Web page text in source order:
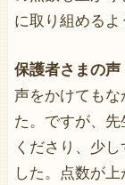
に取り組めるよ
保護者さまの声
声をかけても
た。ですが、
くださり、少
した。点数が